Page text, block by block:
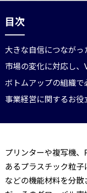
目次
大きな自信につなが
市場の変化に対応し
ボトムアップの組織
事業経営に関するお
プリンターや複写機
あるプラスチック粒
などの機能材料を分